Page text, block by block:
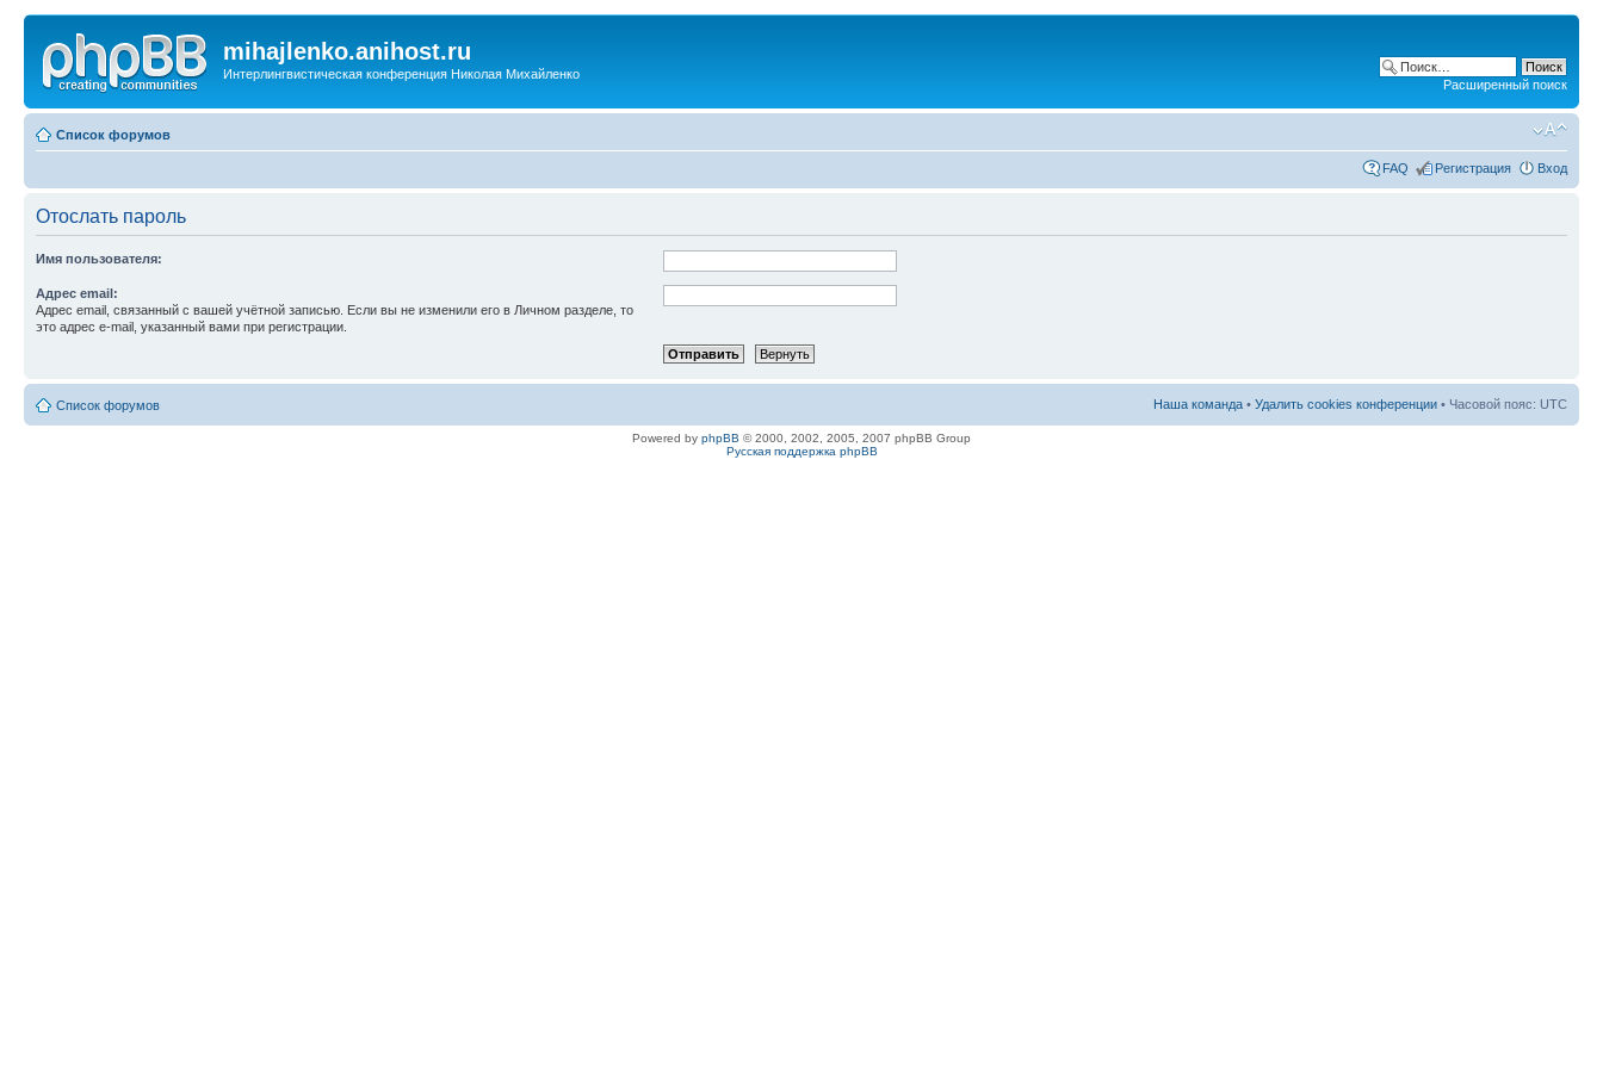
mihajlenko.anihost.ru
Интерлингвистическая конференция Николая Михайленко
Расширенный поиск
Список форумов
FAQ Регистрация Вход
Отослать пароль
Имя пользователя:
Адрес email:
Адрес email, связанный с вашей учётной записью. Если вы не изменили его в Личном разделе, то
это адрес e-mail, указанный вами при регистрации.
Список форумов Наша команда • Удалить cookies конференции • Часовой пояс: UTC
Powered by phpBB © 2000, 2002, 2005, 2007 phpBB Group
Русская поддержка phpBB